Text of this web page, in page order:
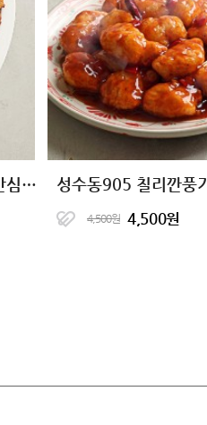
[1+1+1] 닭신 오븐구이 닭안심살 7종 성수동905 칠리깐풍기
4,500원 4,500원